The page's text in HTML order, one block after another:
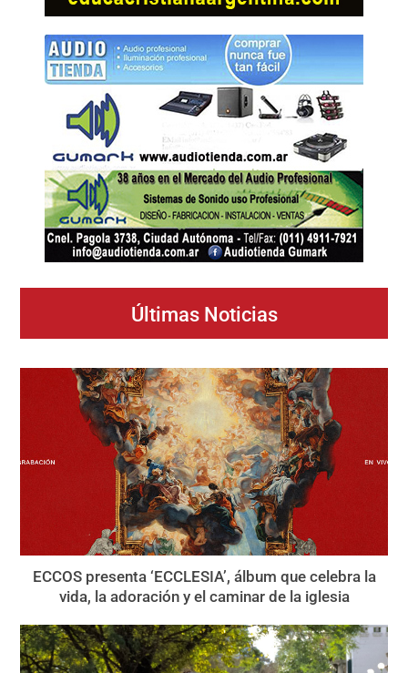
Últimas Noticias
ECCOS presenta ‘ECCLESIA’, álbum que celebra la
vida, la adoración y el caminar de la iglesia